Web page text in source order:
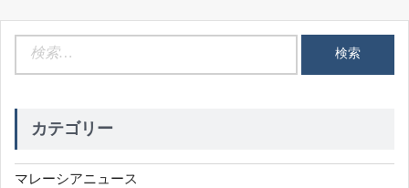
ョ
ン
カテゴリー
マレーシアニュース